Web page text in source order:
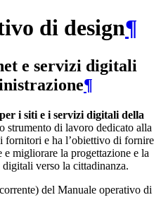
di design¶
e servizi digitali
¶
i siti e i servizi digitali della
strumento di lavoro dedicato alla
fornitori e ha l’obiettivo di fornire
migliorare la progettazione e la
verso la cittadinanza.
del Manuale operativo di